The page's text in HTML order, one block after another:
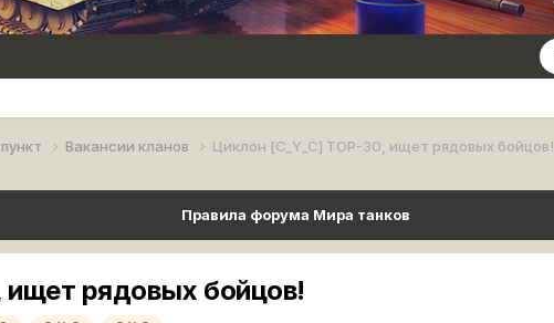
Вакансии кланов Циклон [C_Y_C] TOP-30, ищет рядовых бойцов!
Правила форума Мира танков
ищет рядовых бойцов!